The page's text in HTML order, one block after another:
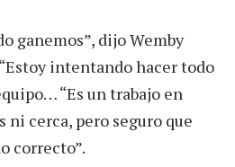
ganemos”, dijo Wemby
intentando hacer todo
“Es un trabajo en
ni cerca, pero seguro que
correcto”.